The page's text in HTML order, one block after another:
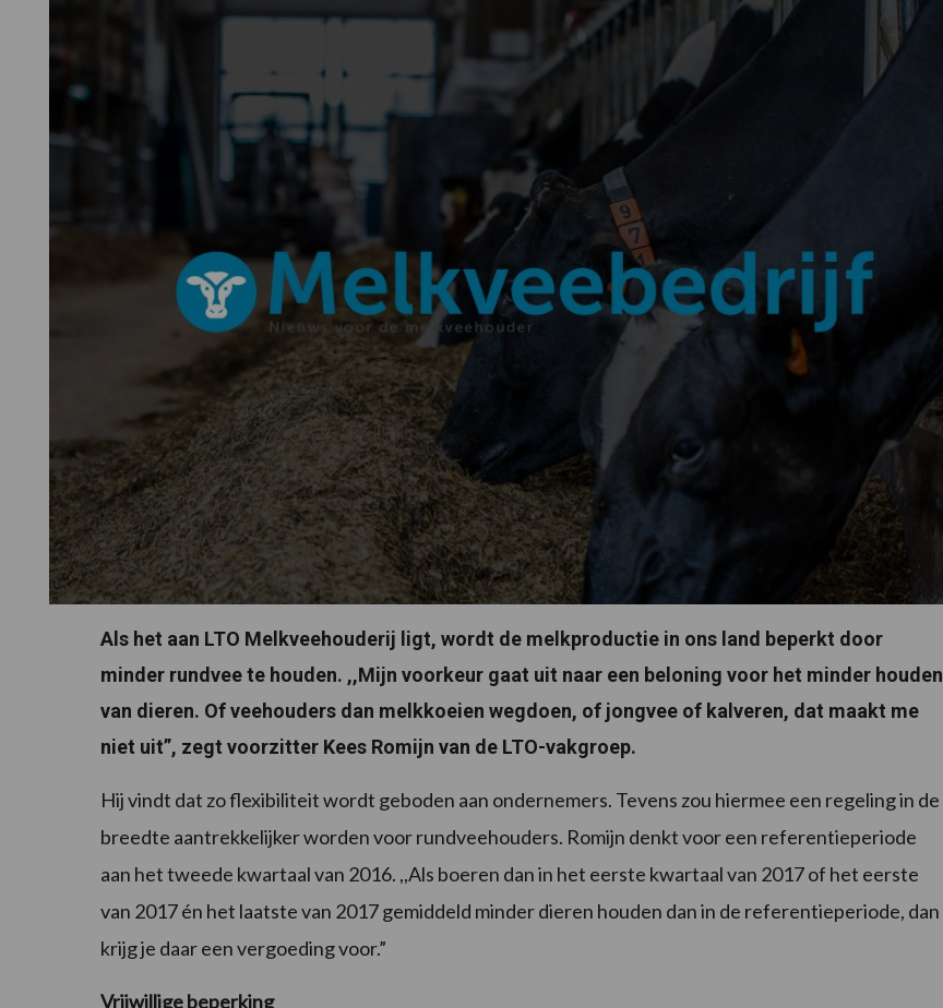
Als het aan LTO Melkveehouderij ligt, wordt de melkproductie in ons land beperkt door
minder rundvee te houden. ,,Mijn voorkeur gaat uit naar een beloning voor het minder houden
van dieren. Of veehouders dan melkkoeien wegdoen, of jongvee of kalveren, dat maakt me
niet uit”, zegt voorzitter Kees Romijn van de LTO-vakgroep.
Hij vindt dat zo flexibiliteit wordt geboden aan ondernemers. Tevens zou hiermee een regeling in de
breedte aantrekkelijker worden voor rundveehouders. Romijn denkt voor een referentieperiode
aan het tweede kwartaal van 2016. ,,Als boeren dan in het eerste kwartaal van 2017 of het eerste
van 2017 én het laatste van 2017 gemiddeld minder dieren houden dan in de referentieperiode, dan
krijg je daar een vergoeding voor.”
Vrijwillige beperking